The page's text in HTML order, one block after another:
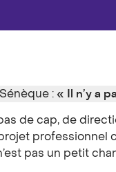
: « Il n’y a
pas de cap, de
professionnel
pas un petit